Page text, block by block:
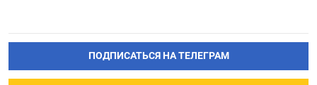
ПОДПИСАТЬСЯ НА ТЕЛЕГРАМ